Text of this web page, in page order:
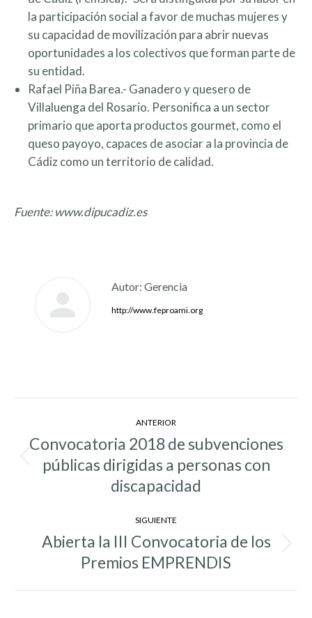
la participación social a favor de muchas mujeres y
su capacidad de movilización para abrir nuevas
oportunidades a los colectivos que forman parte de
su entidad.
Rafael Piña Barea.- Ganadero y quesero de
Villaluenga del Rosario. Personifica a un sector
primario que aporta productos gourmet, como el
queso payoyo, capaces de asociar a la provincia de
Cádiz como un territorio de calidad.
Fuente: www.dipucadiz.es
Autor: Gerencia
http://www.feproami.org
Navegación
entre
entradas
ANTERIOR
Entrada
anterior:
Convocatoria 2018 de subvenciones
públicas dirigidas a personas con
discapacidad
SIGUIENTE
Entrada
siguiente:
Abierta la III Convocatoria de los
Premios EMPRENDIS